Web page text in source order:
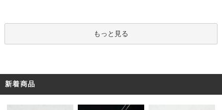
もっと見る
新着商品